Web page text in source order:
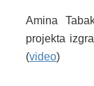
Amina
projekta
(video)